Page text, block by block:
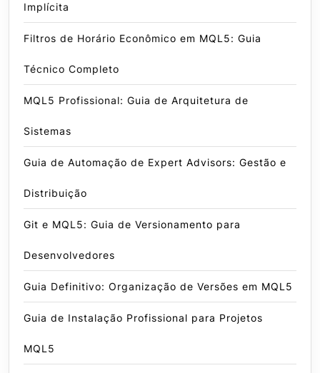
Implícita
Filtros de Horário Econômico em MQL5: Guia
Técnico Completo
MQL5 Profissional: Guia de Arquitetura de
Sistemas
Guia de Automação de Expert Advisors: Gestão e
Distribuição
Git e MQL5: Guia de Versionamento para
Desenvolvedores
Guia Definitivo: Organização de Versões em MQL5
Guia de Instalação Profissional para Projetos
MQL5